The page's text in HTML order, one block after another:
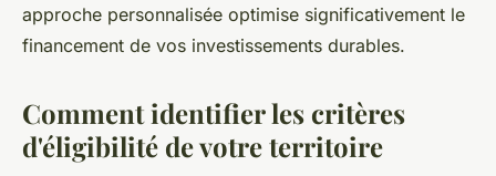
approche personnalisée optimise significativement le
financement de vos investissements durables.
Comment identifier les critères
d'éligibilité de votre territoire